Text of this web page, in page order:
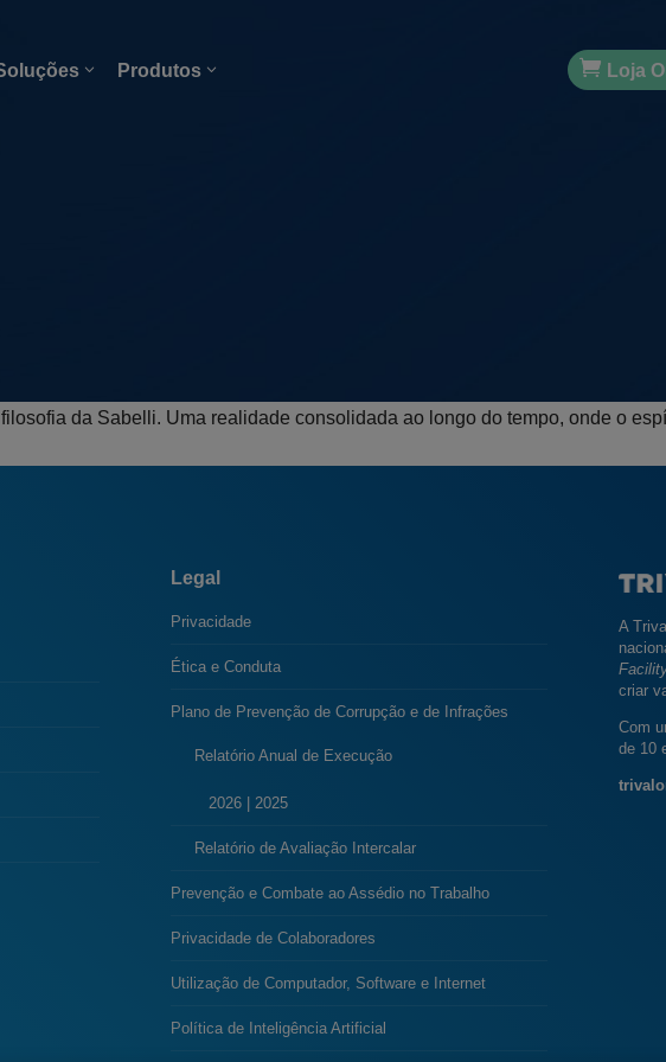
Produtos Loja
da Sabelli. Uma realidade consolidada ao longo do tempo, onde o
Legal
Privacidade
Ética e Conduta
Plano de Prevenção de Corrupção e de Infrações
Relatório Anual de Execução
2026| 2025
Relatório de Avaliação Intercalar
Prevenção e Combate ao Assédio no Trabalho
Privacidade de Colaboradores
Utilização de Computador, Software e Internet
Política de Inteligência Artificial
A
criar
Com
de 10